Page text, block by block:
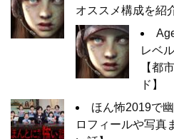
オススメ構成を紹
レベ
【都
ド】
ほん怖2019で
ロフィールや写真